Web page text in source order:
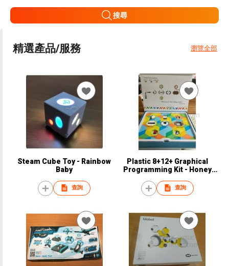
搜尋
精選產品/服務 瀏覽全部
Steam Cube Toy - Rainbow
Baby
查詢
Plastic 8+12+ Graphical
Programming Kit - Honey
查詢